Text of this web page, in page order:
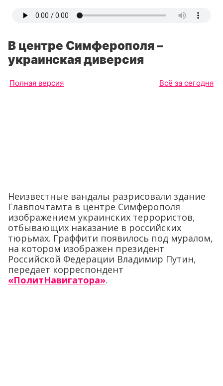
В центре Симферополя –
украинская диверсия
Полная версия Всё за сегодня
Неизвестные вандалы разрисовали здание
Главпочтамта в центре Симферополя
изображением украинских террористов,
отбывающих наказание в российских
тюрьмах. Граффити появилось под муралом,
на котором изображен президент
Российской Федерации Владимир Путин,
передает корреспондент
«ПолитНавигатора».